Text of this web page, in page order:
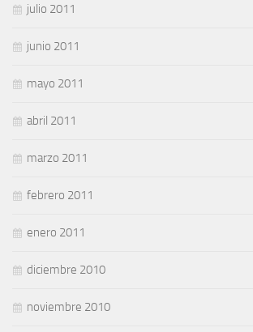
julio 2011
junio 2011
mayo 2011
abril 2011
marzo 2011
febrero 2011
enero 2011
diciembre 2010
noviembre 2010